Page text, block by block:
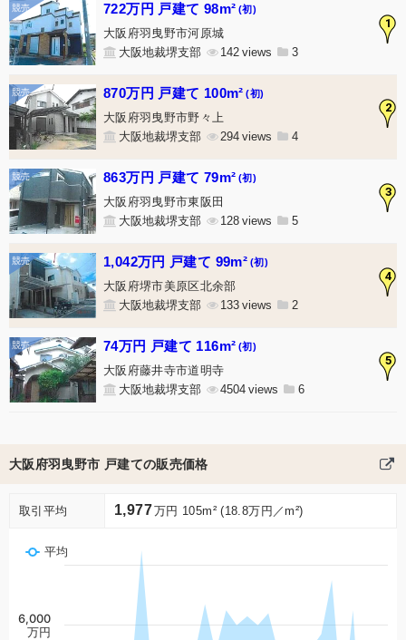
1
722万円 戸建て 98m² (初)
大阪府羽曳野市河原城
大阪地裁堺支部
142 3
2
870万円 戸建て 100m² (初)
大阪府羽曳野市野々上
大阪地裁堺支部
294 4
3
863万円 戸建て 79m² (初)
大阪府羽曳野市東阪田
大阪地裁堺支部
128 5
4
1,042万円 戸建て 99m² (初)
大阪府堺市美原区北余部
大阪地裁堺支部
133 2
5
74万円 戸建て 116m² (初)
大阪府藤井寺市道明寺
大阪地裁堺支部
4504 6
大阪府羽曳野市 戸建ての販売価格
取引平均 1,977万円 105m² (18.8万円／m²)
平均
6,000
万円